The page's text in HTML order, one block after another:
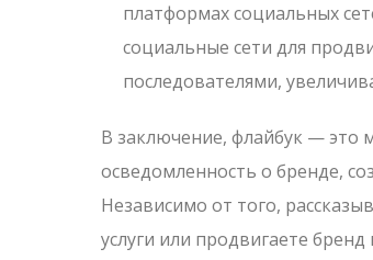
платформах социальных
социальные сети для
последователями,
В заключение, флайбук —
осведомленность о бренде,
Независимо от того,
услуги или продвигаете